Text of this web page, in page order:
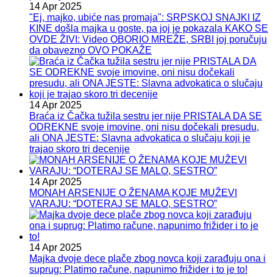
14 Apr 2025
"Ej, majko, ubiće nas promaja": SRPSKOJ SNAJKI IZ
KINE došla majka u goste, pa joj je pokazala KAKO SE
OVDE ŽIVI: Video OBORIO MREŽE, SRBI joj poručuju
da obavezno OVO POKAŽE
14 Apr 2025
Braća iz Čačka tužila sestru jer nije PRISTALA DA SE
ODREKNE svoje imovine, oni nisu dočekali presudu,
ali ONA JESTE: Slavna advokatica o slučaju koji je
trajao skoro tri decenije
14 Apr 2025
MONAH ARSENIJE O ŽENAMA KOJE MUŽEVI
VARAJU: “DOTERAJ SE MALO, SESTRO”
14 Apr 2025
Majka dvoje dece plače zbog novca koji zarađuju ona i
suprug: Platimo račune, napunimo frižider i to je to!